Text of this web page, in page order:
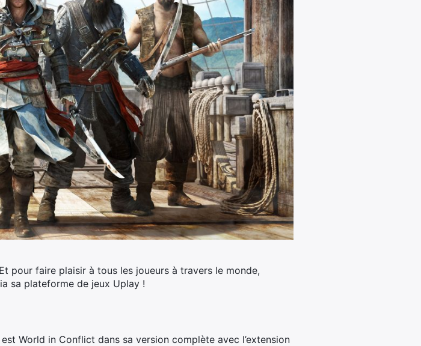
pour faire plaisir à tous les joueurs à travers le monde,
sa plateforme de jeux Uplay !
World in Conflict dans sa version complète avec l’extension